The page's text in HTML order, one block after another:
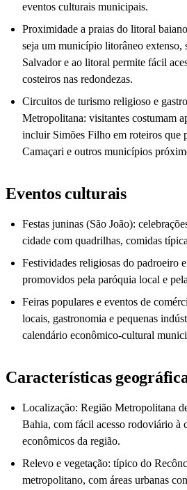
eventos culturais municipais.
Proximidade a praias do litoral
seja um município litorâneo extenso,
Salvador e ao litoral permite fácil
costeiros nas redondezas.
Circuitos de turismo religioso e
Metropolitana: visitantes costumam
incluir Simões Filho em roteiros que
Camaçari e outros municípios
Eventos culturais
Festas juninas (São João):
cidade com quadrilhas, comidas
Festividades religiosas do padroeiro
promovidos pela paróquia local e
Feiras populares e eventos de
locais, gastronomia e pequenas
calendário econômico-cultural
Características
Localização: Região Metropolitana
Bahia, com fácil acesso rodoviário à
econômicos da região.
Relevo e vegetação: típico do
metropolitano, com áreas urbanas